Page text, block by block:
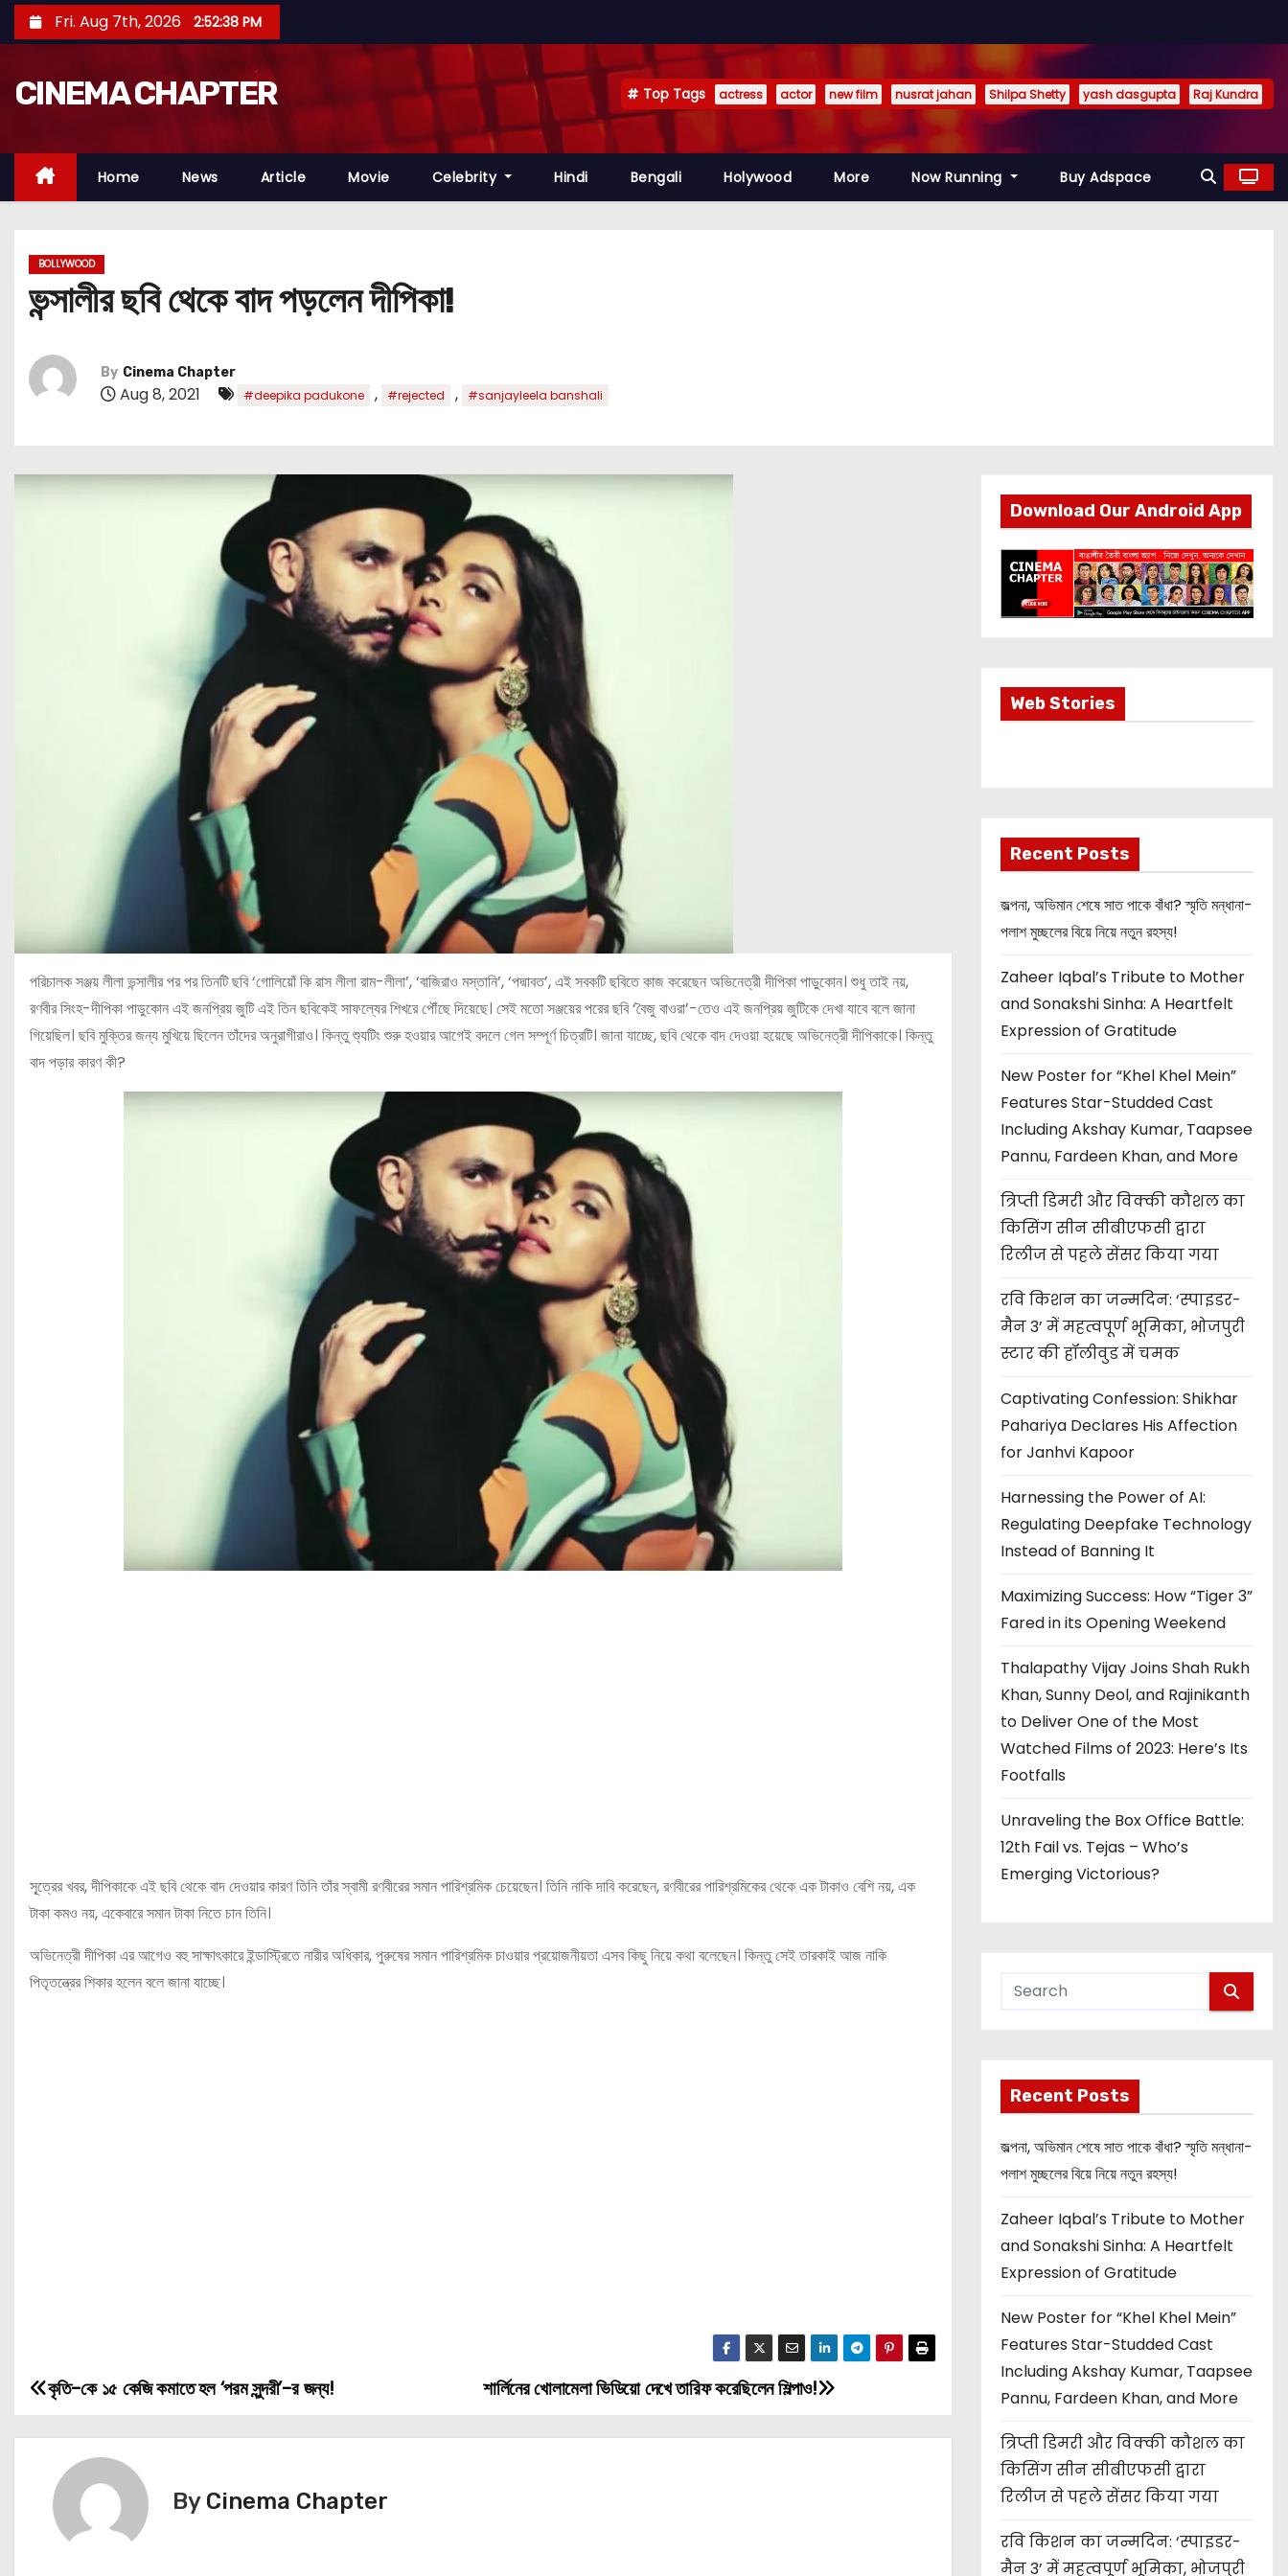
k
o
Fri. Aug 7th, 2026 2:52:40 PM
CINEMA CHAPTER Top Tags actress actor new film nusrat jahan Shilpa Shetty yash dasgupta Raj Kundra
Home News Article Movie Celebrity Hindi Bengali Holywood More Now Running Buy Adspace
BOLLYWOOD
ভন্সালীর ছবি থেকে বাদ পড়লেন দীপিকা!
By Cinema Chapter
Aug 8, 2021 #deepika padukone , #rejected , #sanjayleela banshali
পরিচালক সঞ্জয় লীলা ভন্সালীর পর পর তিনটি ছবি ‘গোলিয়োঁ কি রাস লীলা রাম-লীলা’, ‘বাজিরাও মস্তানি’, ‘পদ্মাবত’, এই সবকটি ছবিতে কাজ করেছেন অভিনেত্রী দীপিকা পাড়ুকোন। শুধু তাই নয়,
রণবীর সিংহ-দীপিকা পাড়ুকোন এই জনপ্রিয় জুটি এই তিন ছবিকেই সাফল্যের শিখরে পৌঁছে দিয়েছে। সেই মতো সঞ্জয়ের পরের ছবি ‘বৈজু বাওরা’-তেও এই জনপ্রিয় জুটিকে দেখা যাবে বলে জানা
গিয়েছিল। ছবি মুক্তির জন্য মুখিয়ে ছিলেন তাঁদের অনুরাগীরাও। কিন্তু শ্যুটিং শুরু হওয়ার আগেই বদলে গেল সম্পূর্ণ চিত্রটি। জানা যাচ্ছে, ছবি থেকে বাদ দেওয়া হয়েছে অভিনেত্রী দীপিকাকে। কিন্তু
বাদ পড়ার কারণ কী?
সূ্ত্রের খবর, দীপিকাকে এই ছবি থেকে বাদ দেওয়ার কারণ তিনি তাঁর স্বামী রণবীরের সমান পারিশ্রমিক চেয়েছেন। তিনি নাকি দাবি করেছেন, রণবীরের পারিশ্রমিকের থেকে এক টাকাও বেশি নয়, এক
টাকা কমও নয়, একেবারে সমান টাকা নিতে চান তিনি।
অভিনেত্রী দীপিকা এর আগেও বহু সাক্ষাৎকারে ইন্ডাস্ট্রিতে নারীর অধিকার, পুরুষের সমান পারিশ্রমিক চাওয়ার প্রয়োজনীয়তা এসব কিছু নিয়ে কথা বলেছেন। কিন্তু সেই তারকাই আজ নাকি
পিতৃতন্ত্রের শিকার হলেন বলে জানা যাচ্ছে।
P
o
শার্লিনের খোলামেলা ভিডিয়ো দেখে তারিফ করেছিলেন শিল্পাও!
কৃতি-কে ১৫ কেজি কমাতে হল ‘পরম সুন্দরী’-র জন্য!
By Cinema Chapter
Download Our Android App
Web Stories
Most Important
Info about
Recent Posts
জল্পনা, অভিমান শেষে সাত পাকে বাঁধা? স্মৃতি মন্ধানা-
পলাশ মুচ্ছলের বিয়ে নিয়ে নতুন রহস্য!
Zaheer Iqbal’s Tribute to Mother
and Sonakshi Sinha: A Heartfelt
Expression of Gratitude
New Poster for “Khel Khel Mein”
Features Star-Studded Cast
Including Akshay Kumar, Taapsee
Pannu, Fardeen Khan, and More
त्रिप्ती डिमरी और विक्की कौशल का
किसिंग सीन सीबीएफसी द्वारा
रिलीज से पहले सेंसर किया गया
रवि किशन का जन्मदिन: ‘स्पाइडर-
मैन 3’ में महत्वपूर्ण भूमिका, भोजपुरी
स्टार की हॉलीवुड में चमक
Captivating Confession: Shikhar
Pahariya Declares His Affection
for Janhvi Kapoor
Harnessing the Power of AI:
Regulating Deepfake Technology
Instead of Banning It
Maximizing Success: How “Tiger 3”
Fared in its Opening Weekend
Thalapathy Vijay Joins Shah Rukh
Khan, Sunny Deol, and Rajinikanth
to Deliver One of the Most
Watched Films of 2023: Here’s Its
Footfalls
Unraveling the Box Office Battle:
12th Fail vs. Tejas – Who’s
Emerging Victorious?
Recent Posts
জল্পনা, অভিমান শেষে সাত পাকে বাঁধা? স্মৃতি মন্ধানা-
পলাশ মুচ্ছলের বিয়ে নিয়ে নতুন রহস্য!
Zaheer Iqbal’s Tribute to Mother
and Sonakshi Sinha: A Heartfelt
Expression of Gratitude
New Poster for “Khel Khel Mein”
Features Star-Studded Cast
Including Akshay Kumar, Taapsee
Pannu, Fardeen Khan, and More
त्रिप्ती डिमरी और विक्की कौशल का
किसिंग सीन सीबीएफसी द्वारा
रिलीज से पहले सेंसर किया गया
रवि किशन का जन्मदिन: ‘स्पाइडर-
मैन 3’ में महत्वपूर्ण भूमिका, भोजपुरी